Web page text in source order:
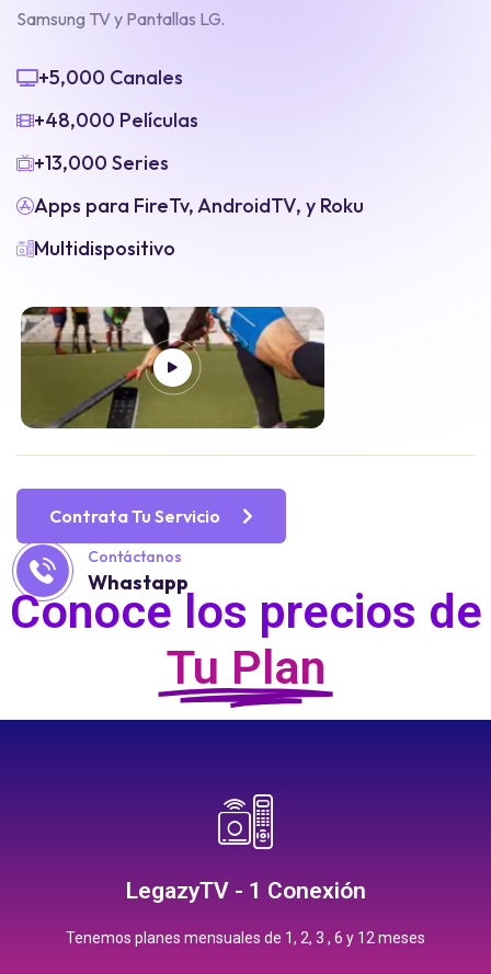
Samsung TV y Pantallas LG.
+5,000 Canales
+48,000 Películas
+13,000 Series
Apps para FireTv, AndroidTV, y Roku
Multidispositivo
Contrata Tu Servicio
Contáctanos
Whastapp
Conoce los precios de
Tu Plan
LegazyTV - 1 Conexión
Tenemos planes mensuales de 1, 2, 3 , 6 y 12 meses
1 mes: $150.00 pesos
2 meses: $290.00 pesos
6 meses: $825.00 pesos
12 meses: $1,500.00 pesos